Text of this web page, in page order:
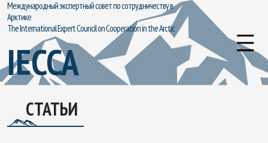
Международный экспертный совет по сотрудничеству в
Арктике
The International Expert Council on Cooperation in the Arctic
IECCA
СТАТЬИ